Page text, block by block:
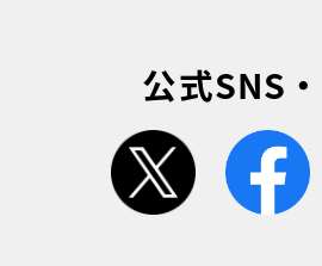
公式SNS
twitter